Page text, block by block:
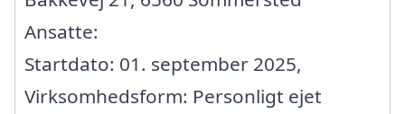
Ansatte:
Startdato: 01. september 2025,
Virksomhedsform: Personligt ejet